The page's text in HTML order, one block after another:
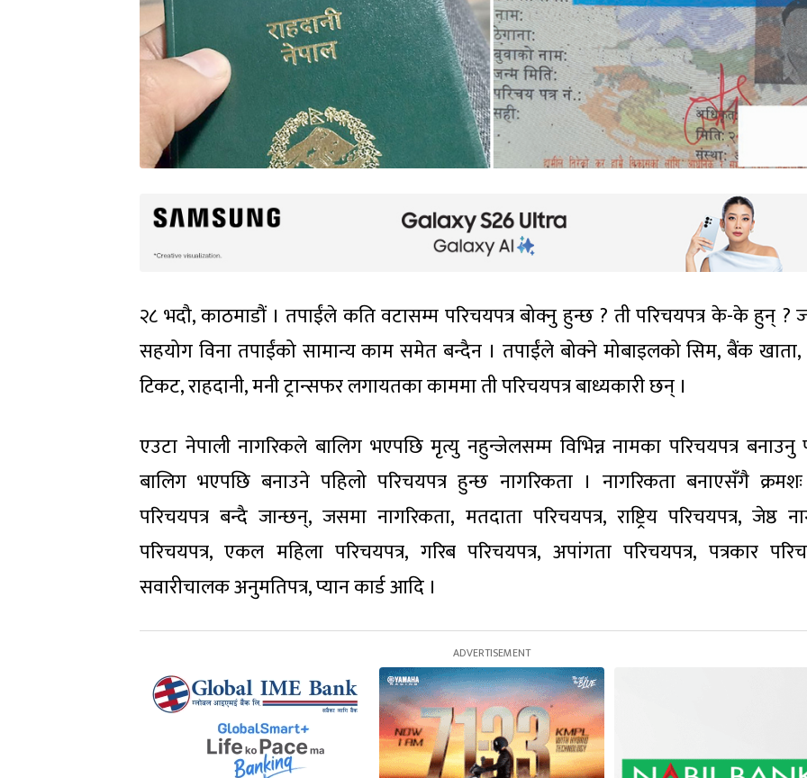
२८ भदौ, काठमाडौं । तपाईंले कति वटासम्म परिचयपत्र बोक्नु हुन्छ ? ती परिचयपत्र के-के हुन् ?
सहयोग विना तपाईंको सामान्य काम समेत बन्दैन । तपाईंले बोक्ने मोबाइलको सिम, बैंक खाता,
टिकट, राहदानी, मनी ट्रान्सफर लगायतका काममा ती परिचयपत्र बाध्यकारी छन् ।
एउटा नेपाली नागरिकले बालिग भएपछि मृत्यु नहुन्जेलसम्म विभिन्न नामका परिचयपत्र बनाउनु
बालिग भएपछि बनाउने पहिलो परिचयपत्र हुन्छ नागरिकता । नागरिकता बनाएसँगै
परिचयपत्र बन्दै जान्छन्, जसमा नागरिकता, मतदाता परिचयपत्र, राष्ट्रिय परिचयपत्र, जेष्ठ
परिचयपत्र, एकल महिला परिचयपत्र, गरिब परिचयपत्र, अपांगता परिचयपत्र, पत्रकार
सवारीचालक अनुमतिपत्र, प्यान कार्ड आदि ।